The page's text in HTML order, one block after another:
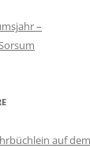
–
auf dem